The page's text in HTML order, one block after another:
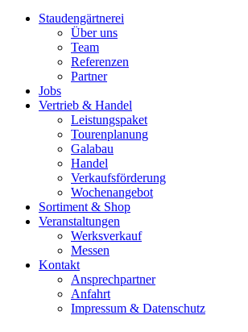
Staudengärtnerei
Über uns
Team
Referenzen
Partner
Jobs
Vertrieb & Handel
Leistungspaket
Tourenplanung
Galabau
Handel
Verkaufsförderung
Wochenangebot
Sortiment & Shop
Veranstaltungen
Werksverkauf
Messen
Kontakt
Ansprechpartner
Anfahrt
Impressum & Datenschutz